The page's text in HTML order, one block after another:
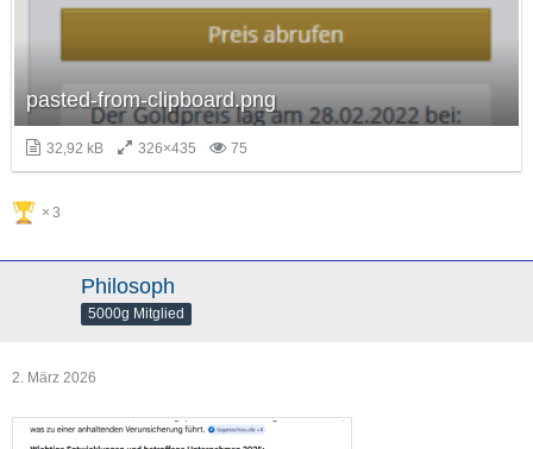
pasted-from-clipboard.png
32,92 kB 326×435 75
3
Philosoph
5000g Mitglied
2. März 2026